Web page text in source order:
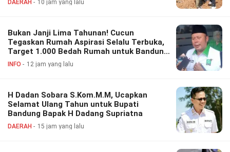
DAERAH 10 jam yang lalu
Bukan Janji Lima Tahunan! Cucun
Tegaskan Rumah Aspirasi Selalu Terbuka,
Target 1.000 Bedah Rumah untuk Bandung
Barat
INFO 12 jam yang lalu
H Dadan Sobara S.Kom.M.M, Ucapkan
Selamat Ulang Tahun untuk Bupati
Bandung Bapak H Dadang Supriatna
DAERAH 15 jam yang lalu